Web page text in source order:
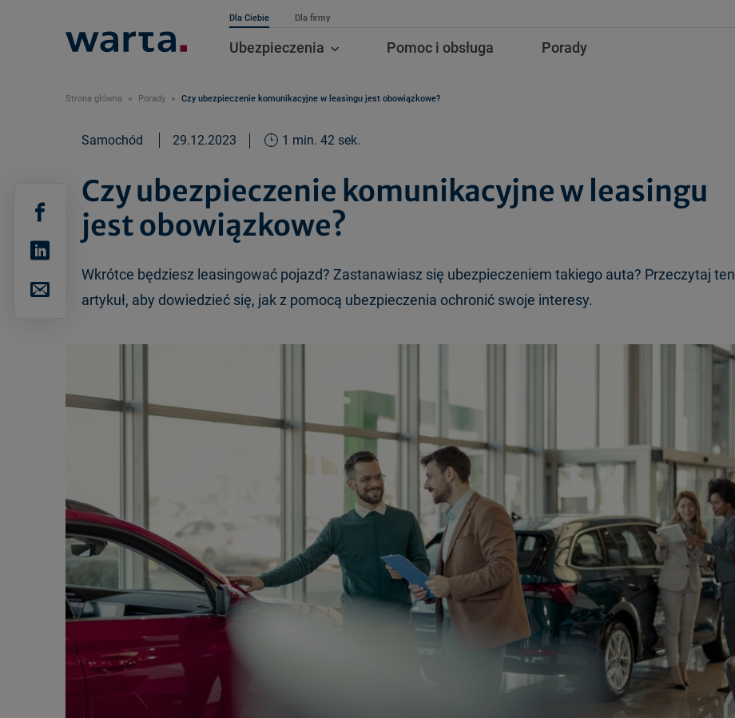
Dla Ciebie Dla firmy
Ubezpieczenia Pomoc i obsługa Porady
Strona główna Porady Czy ubezpieczenie komunikacyjne w leasingu jest obowiązkowe?
Samochód 29.12.2023 1 min. 42 sek.
Czy ubezpieczenie komunikacyjne w leasingu
jest obowiązkowe?
Wkrótce będziesz leasingować pojazd? Zastanawiasz się ubezpieczeniem takiego auta? Przeczytaj ten
artykuł, aby dowiedzieć się, jak z pomocą ubezpieczenia ochronić swoje interesy.